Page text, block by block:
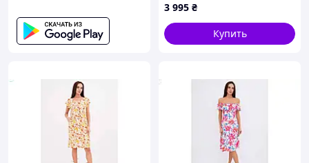
облегающее платье с
блестками, с открытой
спиной и высокой талией
3 995 ₴
Купить